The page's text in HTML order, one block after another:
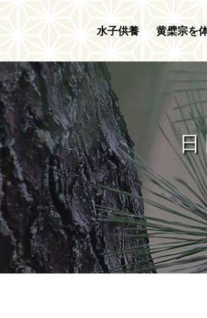
水子供養 黄檗宗を